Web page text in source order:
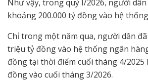
Như vậy, trong quý I/2026, người
khoảng 200.000 tỷ đồng vào hệ
Chỉ trong một năm qua, người dân
triệu tỷ đồng vào hệ thống ngân
đồng tại thời điểm cuối tháng 4/2025
đồng vào cuối tháng 3/2026.